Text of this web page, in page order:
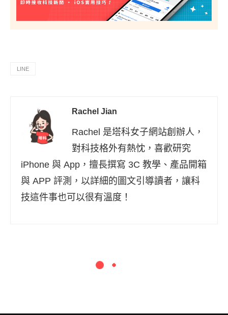
LINE
Rachel Jian
Rachel 是塔科女子網站創辦人，
對科技格外有熱忱，喜歡研究
iPhone 與 App，擅長撰寫 3C 教學、產品開箱
與 APP 評測，以詳細的圖文引導讀者，讓科
技這件事也可以很有溫度！